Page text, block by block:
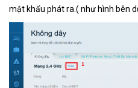
mật khẩu phát ra.( như hình bên